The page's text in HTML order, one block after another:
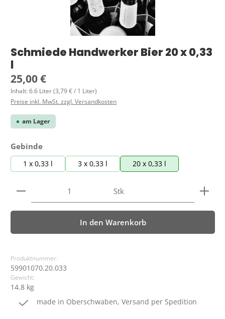
Schmiede Handwerker Bier 20 x 0,33
l
Regulärer Preis:
25,00 €
Inhalt:6.6 Liter(3,79 € / 1 Liter)
Preise inkl. MwSt. zzgl. Versandkosten
am Lager
Gebindeauswählen
1 x 0,33 l 3 x 0,33 l 20 x 0,33 l
Produkt Anzahl: Gib den gewünschten Wert ein
Stk
In den Warenkorb
Produktnummer:
59901070.20.033
Gewicht:
14.8 kg
made in Oberschwaben, Versand per Spedition